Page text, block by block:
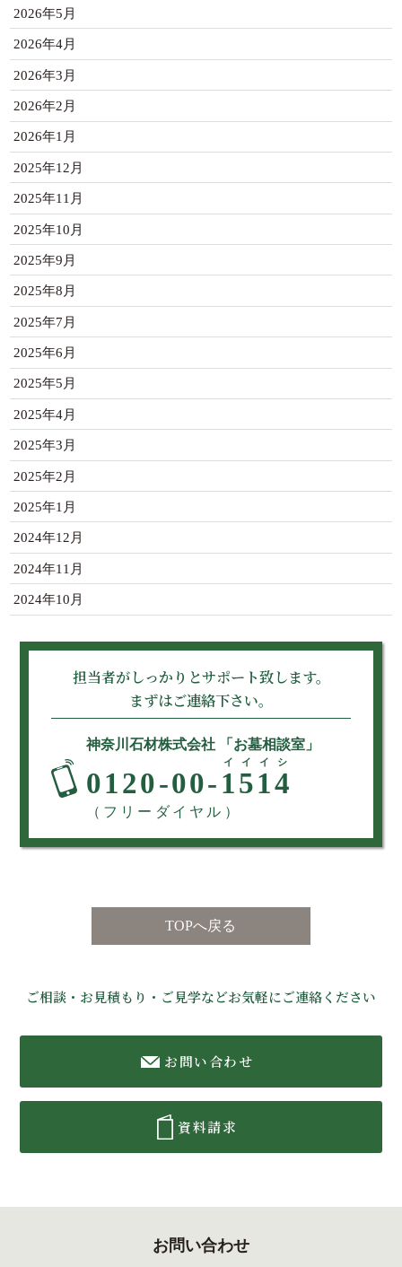
2026年5月
2026年4月
2026年3月
2026年2月
2026年1月
2025年12月
2025年11月
2025年10月
2025年9月
2025年8月
2025年7月
2025年6月
2025年5月
2025年4月
2025年3月
2025年2月
2025年1月
2024年12月
2024年11月
2024年10月
担当者がしっかりとサポート致します。
まずはご連絡下さい。
神奈川石材株式会社 「お墓相談室」
0120-00-1514
イイイシ
（フリーダイヤル）
TOPへ戻る
ご相談・お見積もり・ご見学などお気軽にご連絡ください
お問い合わせ
資料請求
お問い合わせ